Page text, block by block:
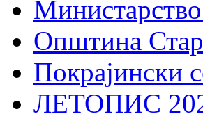
Општина
Покрајински
ЛЕТОПИС